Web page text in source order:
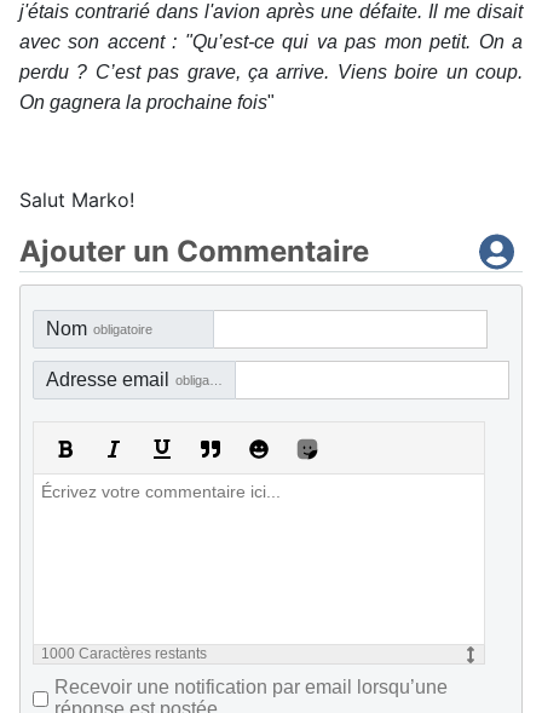
j'étais contrarié dans l'avion après une défaite. Il me disait
avec son accent : "Qu’est-ce qui va pas mon petit. On a
perdu ? C’est pas grave, ça arrive. Viens boire un coup.
On gagnera la prochaine fois"
Salut Marko!
Ajouter un Commentaire
Nom obligatoire
Adresse email
1000 Caractères restants
Recevoir une notification par email lorsqu’une